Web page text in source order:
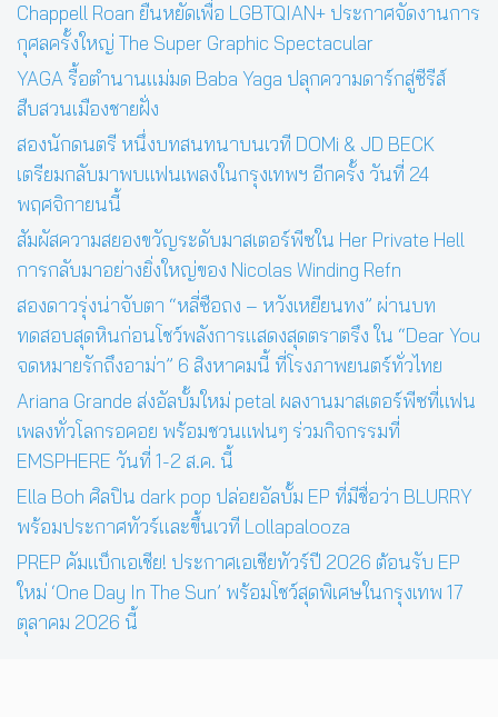
Chappell Roan ยืนหยัดเพื่อ LGBTQIAN+ ประกาศจัดงานการ
กุศลครั้งใหญ่ The Super Graphic Spectacular
YAGA รื้อตำนานแม่มด Baba Yaga ปลุกความดาร์กสู่ซีรีส์
สืบสวนเมืองชายฝั่ง
สองนักดนตรี หนึ่งบทสนทนาบนเวที DOMi & JD BECK
เตรียมกลับมาพบแฟนเพลงในกรุงเทพฯ อีกครั้ง วันที่ 24
พฤศจิกายนนี้
สัมผัสความสยองขวัญระดับมาสเตอร์พีซใน Her Private Hell
การกลับมาอย่างยิ่งใหญ่ของ Nicolas Winding Refn
สองดาวรุ่งน่าจับตา “หลี่ซือถง – หวังเหยียนทง” ผ่านบท
ทดสอบสุดหินก่อนโชว์พลังการแสดงสุดตราตรึง ใน “Dear You
จดหมายรักถึงอาม่า” 6 สิงหาคมนี้ ที่โรงภาพยนตร์ทั่วไทย
Ariana Grande ส่งอัลบั้มใหม่ petal ผลงานมาสเตอร์พีซที่แฟน
เพลงทั่วโลกรอคอย พร้อมชวนแฟนๆ ร่วมกิจกรรมที่
EMSPHERE วันที่ 1-2 ส.ค. นี้
Ella Boh ศิลปิน dark pop ปล่อยอัลบั้ม EP ที่มีชื่อว่า BLURRY
พร้อมประกาศทัวร์และขึ้นเวที Lollapalooza
PREP คัมแบ็กเอเชีย! ประกาศเอเชียทัวร์ปี 2026 ต้อนรับ EP
ใหม่ ‘One Day In The Sun’ พร้อมโชว์สุดพิเศษในกรุงเทพ 17
ตุลาคม 2026 นี้